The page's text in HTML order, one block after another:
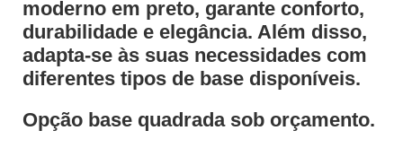
moderno em preto, garante conforto,
durabilidade e elegância. Além disso,
adapta-se às suas necessidades com
diferentes tipos de base disponíveis.
Opção base quadrada sob orçamento.